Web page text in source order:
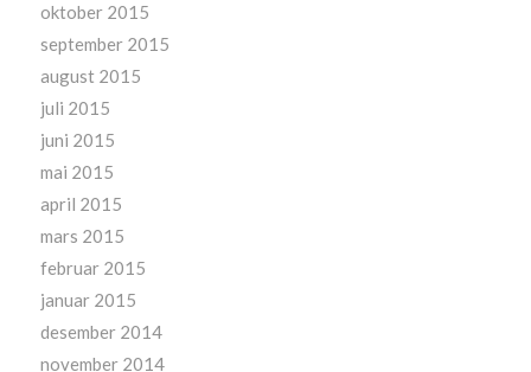
oktober 2015
september 2015
august 2015
juli 2015
juni 2015
mai 2015
april 2015
mars 2015
februar 2015
januar 2015
desember 2014
november 2014